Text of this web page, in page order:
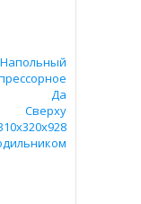
Напольный
Да
Сверху